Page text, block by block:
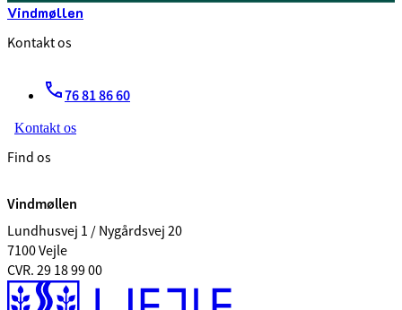
Vindmøllen
Kontakt os
76 81 86 60
Kontakt os
Find os
Vindmøllen
Lundhusvej 1 / Nygårdsvej 20
7100 Vejle
CVR. 29 18 99 00